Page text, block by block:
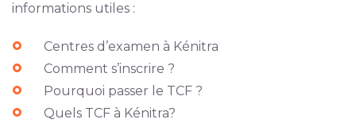
informations utiles :
Centres d’examen à Kénitra
Comment s’inscrire ?
Pourquoi passer le TCF ?
Quels TCF à Kénitra?